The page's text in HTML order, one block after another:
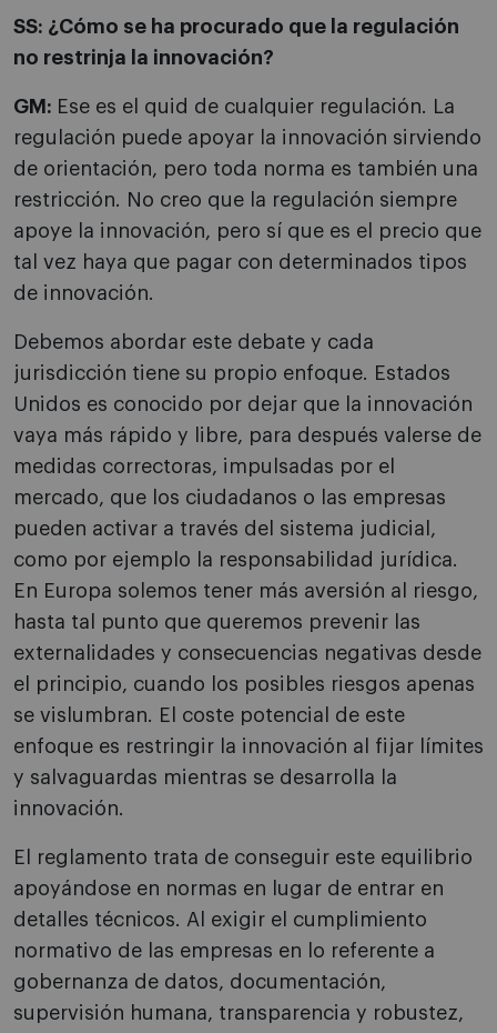
SS: ¿Cómo se ha procurado que la regulación
no restrinja la innovación?
GM: Ese es el quid de cualquier regulación. La
regulación puede apoyar la innovación sirviendo
de orientación, pero toda norma es también una
restricción. No creo que la regulación siempre
apoye la innovación, pero sí que es el precio que
tal vez haya que pagar con determinados tipos
de innovación.
Debemos abordar este debate y cada
jurisdicción tiene su propio enfoque. Estados
Unidos es conocido por dejar que la innovación
vaya más rápido y libre, para después valerse de
medidas correctoras, impulsadas por el
mercado, que los ciudadanos o las empresas
pueden activar a través del sistema judicial,
como por ejemplo la responsabilidad jurídica.
En Europa solemos tener más aversión al riesgo,
hasta tal punto que queremos prevenir las
externalidades y consecuencias negativas desde
el principio, cuando los posibles riesgos apenas
se vislumbran. El coste potencial de este
enfoque es restringir la innovación al fijar límites
y salvaguardas mientras se desarrolla la
innovación.
El reglamento trata de conseguir este equilibrio
apoyándose en normas en lugar de entrar en
detalles técnicos. Al exigir el cumplimiento
normativo de las empresas en lo referente a
gobernanza de datos, documentación,
supervisión humana, transparencia y robustez,